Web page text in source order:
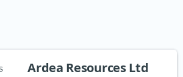
Ardea Resources Ltd